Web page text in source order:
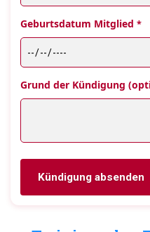
Geburtsdatum Mitglied *
Grund der Kündigung
Kündigung absenden